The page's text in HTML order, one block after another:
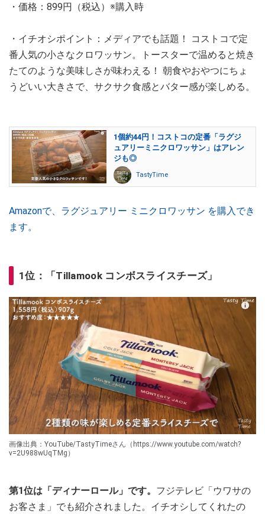
・価格：899円（税込）※購入時
・イチオシポイント：メディアでも話題！ コストコで定
番人気の小さなクロワッサン。トースターで温めると焼き
たてのような美味しさが味わえる！ 朝食やおやつにちょ
うどいい大きさで、サクサク食感とバター感が楽しめる。
1個約44円！コストコの定番「ラグジ
ュアリーミニクロワッサン」はアレン
ジも◎
TastyTime
Amazonで、ラグジュアリー ミニクロワッサン を購入でき
ます。
1位：「Tillamook コンボスライスチーズ」
画像出典：YouTube/TastyTimeさん（https://www.youtube.com/watch?
v=2U988wUqTMg）
第1位は「ディナーロール」です。 フジテレビ「ウワサの
お客さま」でも紹介されました。イチオシしてくれたの